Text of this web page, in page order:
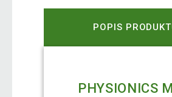
POPIS
PHYSIONICS